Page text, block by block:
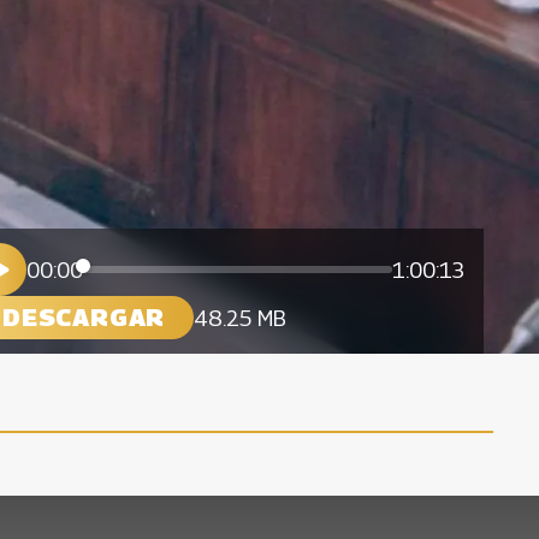
00:00 1:00:13
DESCARGAR 48.25 MB